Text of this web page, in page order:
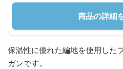
商品の詳細
保温性に優れた編地を使用した
ガンです。